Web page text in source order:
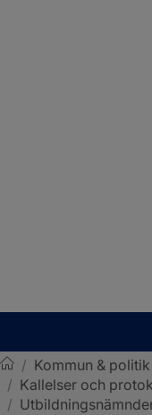
Sotenäs kommun
/ Kommun & politik
/ Kallelser och
/